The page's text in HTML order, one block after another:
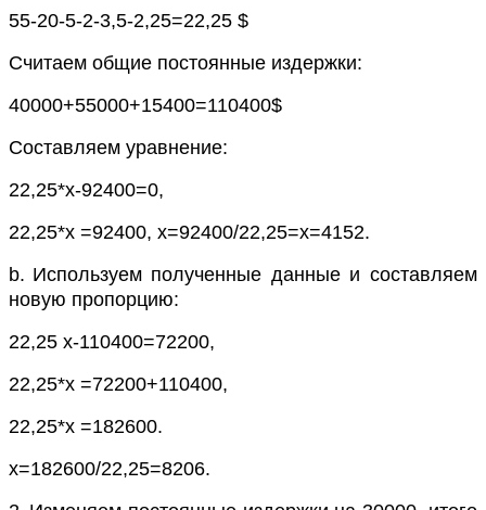
55-20-5-2-3,5-2,25=22,25 $
Считаем общие постоянные издержки:
40000+55000+15400=110400$
Составляем уравнение:
22,25*х-92400=0,
22,25*х =92400, х=92400/22,25=х=4152.
b. Используем полученные данные и составляем
новую пропорцию:
22,25 х-110400=72200,
22,25*х =72200+110400,
22,25*х =182600.
х=182600/22,25=8206.